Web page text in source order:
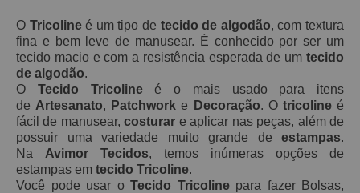
O Tricolineé um tipo de tecido de algodão, com textura
fina e bem leve de manusear. É conhecido por ser um
tecido macio e com a resistência esperada de um tecido
de algodão.
O Tecido Tricolineé o mais usado para itens
de Artesanato, Patchwork e Decoração. O tricolineé
fácil de manusear,costurar e aplicar nas peças, além de
possuir uma variedade muito grande de estampas.
Na Avimor Tecidos, temos inúmeras opções de
estampas em tecido Tricoline.
Você pode usar o Tecido Tricolinepara fazer Bolsas,